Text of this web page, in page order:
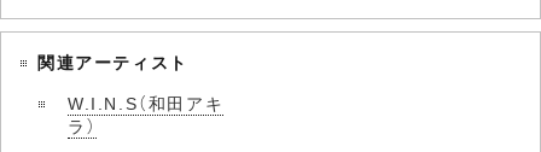
関連アーティスト
W.I.N.S（和田アキ
ラ）